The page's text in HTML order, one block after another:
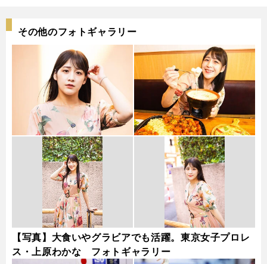
その他のフォトギャラリー
【写真】大食いやグラビアでも活躍。東京女子プロレ
ス・上原わかな フォトギャラリー